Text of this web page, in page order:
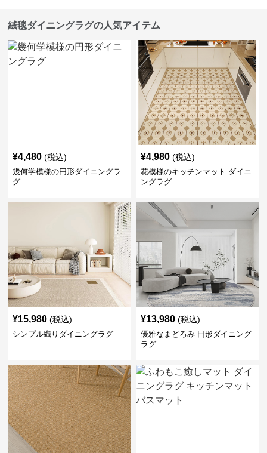
絨毯ダイニングラグの人気アイテム
¥4,480 (税込)
幾何学模様の円形ダイニングラ
グ
¥4,980 (税込)
花模様のキッチンマット ダイニ
ングラグ
¥15,980 (税込)
シンプル織りダイニングラグ
¥13,980 (税込)
優雅なまどろみ 円形ダイニング
ラグ